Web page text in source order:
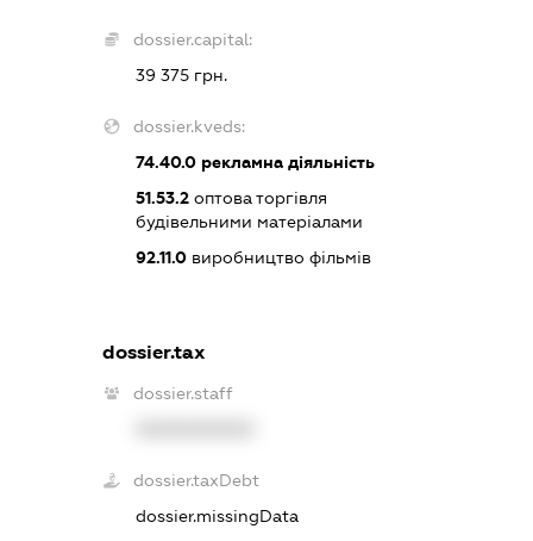
dossier.capital:
39 375 грн.
dossier.kveds:
74.40.0рекламна діяльність
51.53.2оптова торгівля
будівельними матеріалами
92.11.0виробництво фільмів
dossier.tax
dossier.staff
dossier.taxDebt
dossier.missingData